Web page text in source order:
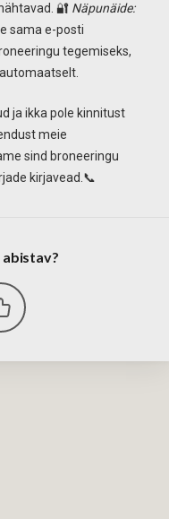
🔐 Näpunäide:
sama e-posti
tegemiseks,
ja ikka pole kinnitust
meie
sind broneeringu
kirjavead.📞
abistav?